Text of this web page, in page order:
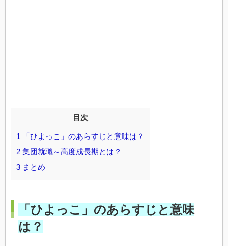
目次
1 「ひよっこ」のあらすじと意味は？
2 集団就職～高度成長期とは？
3 まとめ
「ひよっこ」のあらすじと意味
は？